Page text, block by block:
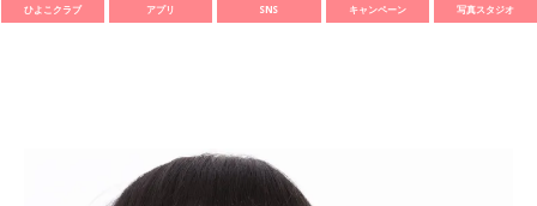
ひよこクラブ アプリ SNS キャンペーン 写真スタジオ